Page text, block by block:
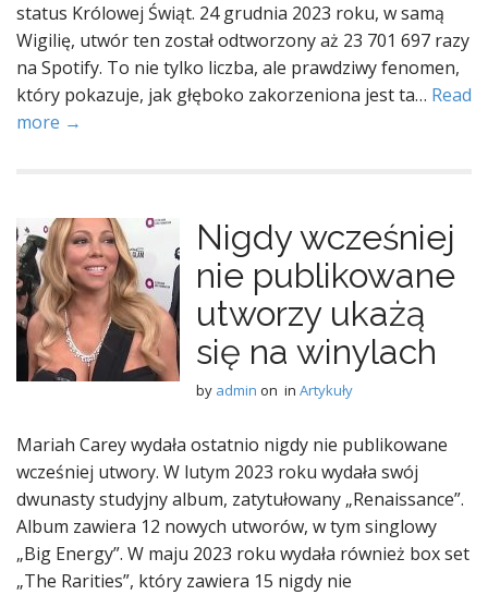
status Królowej Świąt. 24 grudnia 2023 roku, w samą
Wigilię, utwór ten został odtworzony aż 23 701 697 razy
na Spotify. To nie tylko liczba, ale prawdziwy fenomen,
który pokazuje, jak głęboko zakorzeniona jest ta… Read
more →
Nigdy wcześniej
nie publikowane
utworzy ukażą
się na winylach
by admin on in Artykuły
Mariah Carey wydała ostatnio nigdy nie publikowane
wcześniej utwory. W lutym 2023 roku wydała swój
dwunasty studyjny album, zatytułowany „Renaissance”.
Album zawiera 12 nowych utworów, w tym singlowy
„Big Energy”. W maju 2023 roku wydała również box set
„The Rarities”, który zawiera 15 nigdy nie